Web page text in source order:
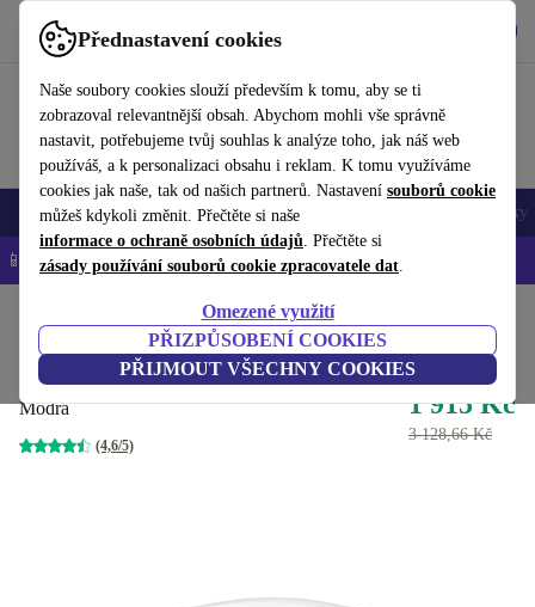
Přednastavení cookies
Naše soubory cookies slouží především k tomu, aby se ti
zobrazoval relevantnější obsah. Abychom mohli vše správně
nastavit, potřebujeme tvůj souhlas k analýze toho, jak náš web
používáš, a k personalizaci obsahu i reklam. K tomu využíváme
cookies jak naše, tak od našich partnerů. Nastavení souborů cookie
můžeš kdykoli změnit. Přečtěte si naše
informace o ochraně osobních údajů. Přečtěte si
zásady používání souborů cookie zpracovatele dat.
Omezené využití
PŘIZPŮSOBENÍ COOKIES
PŘIJMOUT VŠECHNY COOKIES
Používejte refurbed rychle a snadno
Mobily a smartphony Notebooky Tablety Doplňky
📱 -5 % NAVÍC na všechny iPhony – kód: IPHONEDEAL-
Příslušenství Příslušenství Apple
Apple Magic Mouse 2
Modrá
(4,6/5)
1 915 Kč
3 128,66 Kč